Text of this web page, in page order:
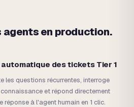
en production.
des tickets Tier 1
les questions récurrentes, interroge
et répond directement
réponse à l'agent humain en 1 clic.